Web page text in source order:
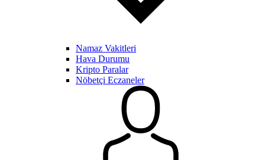
Namaz Vakitleri
Hava Durumu
Kripto Paralar
Nöbetçi Eczaneler